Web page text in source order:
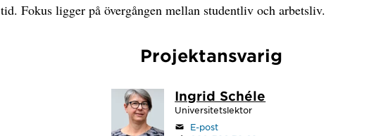
tid. Fokus ligger på övergången mellan studentliv och arbetsliv.
Projektansvarig
Ingrid Schéle
Universitetslektor
E-post